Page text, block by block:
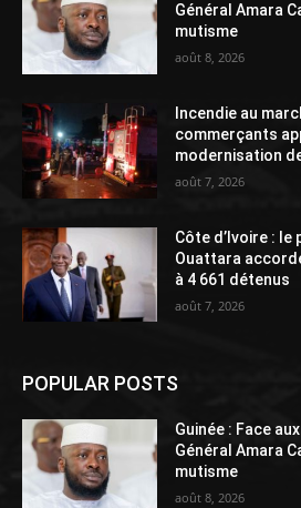
Général Amara
mutisme
août 8, 2026
Incendie au
commerçants
modernisation
août 7, 2026
Côte d’Ivoire :
Ouattara
à 4 661 détenus
août 7, 2026
POPULAR POSTS
Guinée : Face
Général Amara
mutisme
août 8, 2026